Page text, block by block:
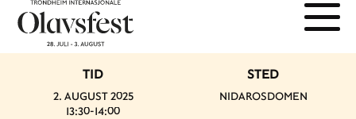
TID
2. AUGUST 2025
13:30-14:00
STED
NIDAROSDOMEN